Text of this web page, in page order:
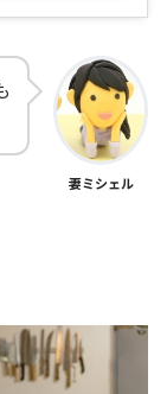
妻ミシェル